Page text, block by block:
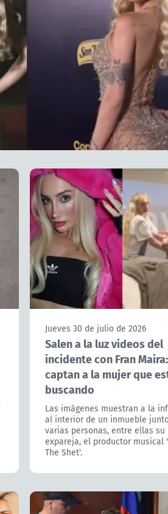
Jueves 30 de julio de 2026
Salen a la luz videos del
incidente con Fran Maira:
captan a la mujer que
buscando
Las imágenes muestran a la
al interior de un inmueble
varias personas, entre ellas su
expareja, el productor musical
The Shet'.